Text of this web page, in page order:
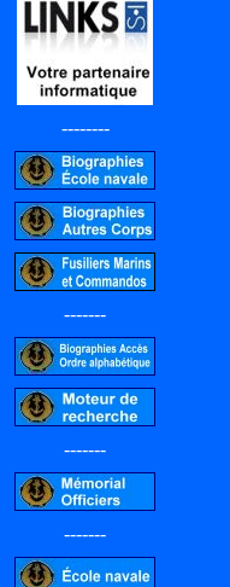
--------
-------
-------
-------